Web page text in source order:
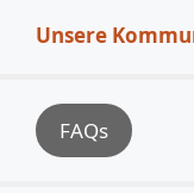
Unsere
FAQs